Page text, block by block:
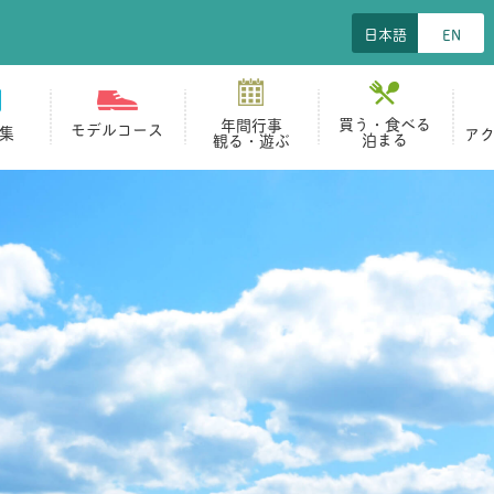
日本語 EN
モデルコース 年間行事
観る・遊ぶ
買う・食べる
泊まる ア